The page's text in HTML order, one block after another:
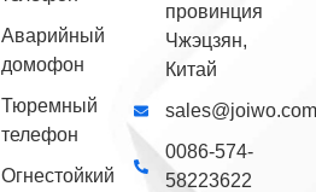
Аварийный
домофон
Тюремный
телефон
Огнестойкий
провинция
Чжэцзян,
Китай
sales@joiwo.com
0086-574-
58223622